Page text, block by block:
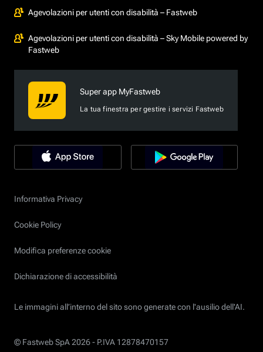
Agevolazioni per utenti con disabilità – Fastweb
Agevolazioni per utenti con disabilità – Sky Mobile powered by
Fastweb
Super app MyFastweb
La tua finestra per gestire i servizi Fastweb
Informativa Privacy
Cookie Policy
Modifica preferenze cookie
Dichiarazione di accessibilità
Le immagini all’interno del sito sono generate con l'ausilio dell'AI.
© Fastweb SpA 2026 - P.IVA 12878470157